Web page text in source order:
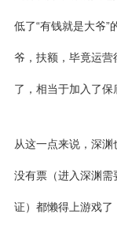
低了“有钱就是大爷
爷，扶额，毕竟运营
了，相当于加入了保
从这一点来说，深
没有票（进入深渊
证）都懒得上游戏了